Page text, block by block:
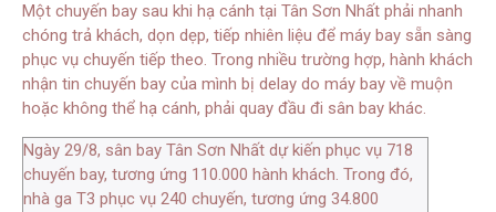
Một chuyến bay sau khi hạ cánh tại Tân Sơn Nhất phải nhanh
chóng trả khách, dọn dẹp, tiếp nhiên liệu để máy bay sẵn sàng
phục vụ chuyến tiếp theo. Trong nhiều trường hợp, hành khách
nhận tin chuyến bay của mình bị delay do máy bay về muộn
hoặc không thể hạ cánh, phải quay đầu đi sân bay khác.
Ngày 29/8, sân bay Tân Sơn Nhất dự kiến phục vụ 718
chuyến bay, tương ứng 110.000 hành khách. Trong đó,
nhà ga T3 phục vụ 240 chuyến, tương ứng 34.800